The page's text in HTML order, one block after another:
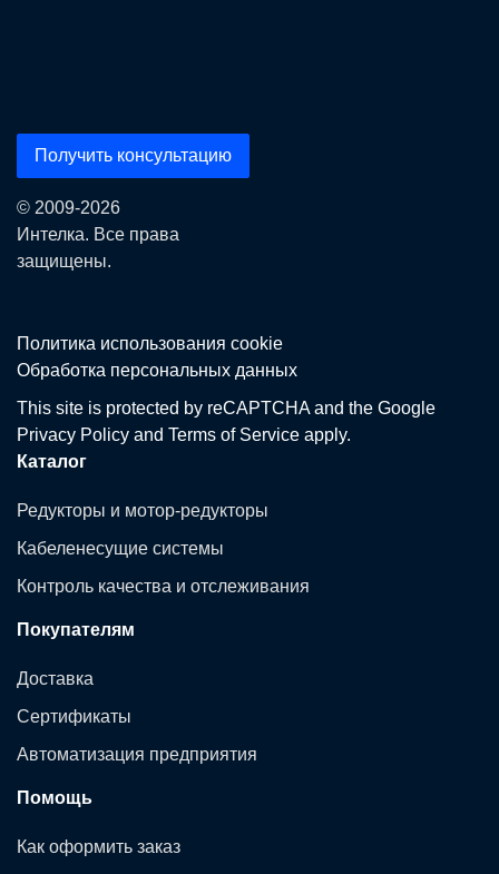
Получить консультацию
© 2009-2026
Интелка. Все права
защищены.
Политика использования сookie
Обработка персональных данных
This site is protected by reCAPTCHA and the Google
Privacy Policy and Terms of Service apply.
Каталог
Редукторы и мотор-редукторы
Кабеленесущие системы
Контроль качества и отслеживания
Покупателям
Доставка
Сертификаты
Автоматизация предприятия
Помощь
Как оформить заказ